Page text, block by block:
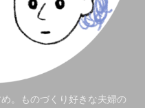
。ものづくり好きな夫婦の